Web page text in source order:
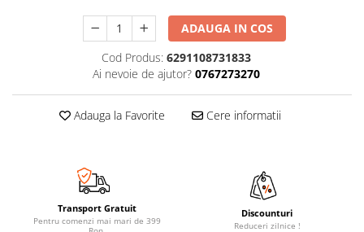
ADAUGA IN COS
Cod Produs: 6291108731833
Ai nevoie de ajutor? 0767273270
Adauga la Favorite Cere informatii
Transport Gratuit
Pentru comenzi mai mari de 399
Discounturi
Reduceri zilnice !